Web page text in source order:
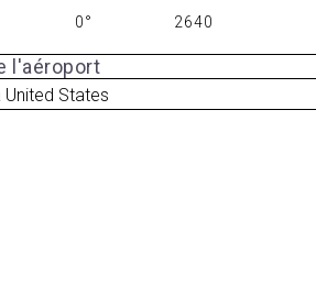
0° 2640
l'aéroport
United States